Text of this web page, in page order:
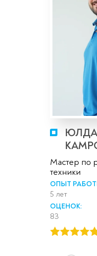
Мастер по
техники
ОПЫТ
5 лет
ОЦЕНОК:
83